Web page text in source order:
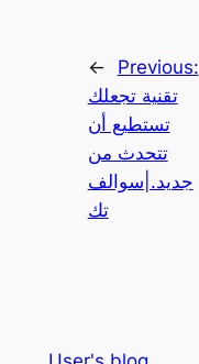
←
Previous:
تقنية تجعلك
تستطيع أن
تتحدث من
جديد.|سوالف
تك